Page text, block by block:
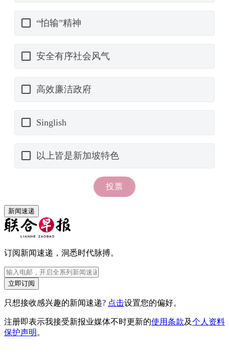
新闻速递
订阅新闻速递，洞悉时代脉搏。
立即订阅
只想接收感兴趣的新闻速递? 点击设置您的偏好。
注册即表示我接受新报业媒体不时更新的使用条款及个人资料
保护声明 。